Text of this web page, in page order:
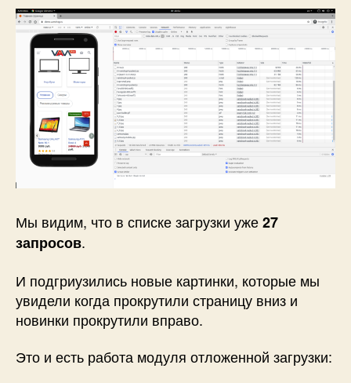
Мы видим, что в списке загрузки уже27
запросов.
И подгриузились новые картинки, которые мы
увидели когда прокрутили страницу вниз и
новинки прокрутили вправо.
Это и есть работа модуля отложенной загрузки: